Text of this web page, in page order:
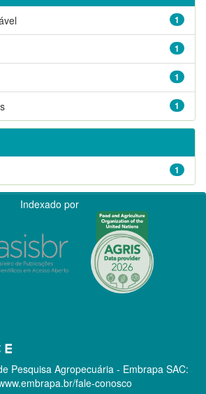
1
1
1
1
1
Indexado por
Pesquisa Agropecuária - Embrapa SAC:
fale-conosco